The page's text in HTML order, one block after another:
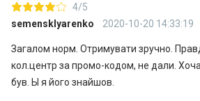
4/5
semensklyarenko
2020-10-20 14:33:19
Загалом норм. Отримувати зручно.
кол.центр за промо-кодом, не дали.
був. Ы я його знайшов.